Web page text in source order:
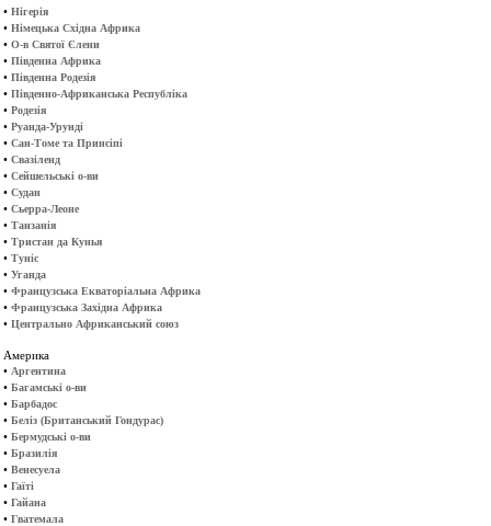
• Нігерія
• Німецька Східна Африка
• О-в Святої Єлени
• Південна Африка
• Південна Родезія
• Південно-Африканська Республіка
• Родезія
• Руанда-Урунді
• Сан-Томе та Принсіпі
• Свазіленд
• Сейшельські о-ви
• Судан
• Сьерра-Леоне
• Танзанія
• Тристан да Кунья
• Туніс
• Уганда
• Французська Екваторіальна Африка
• Французська Західна Африка
• Центрально Африканський союз
Америка
• Аргентина
• Багамські о-ви
• Барбадос
• Беліз (Британський Гондурас)
• Бермудські о-ви
• Бразилія
• Венесуела
• Гаїті
• Гайана
• Гватемала